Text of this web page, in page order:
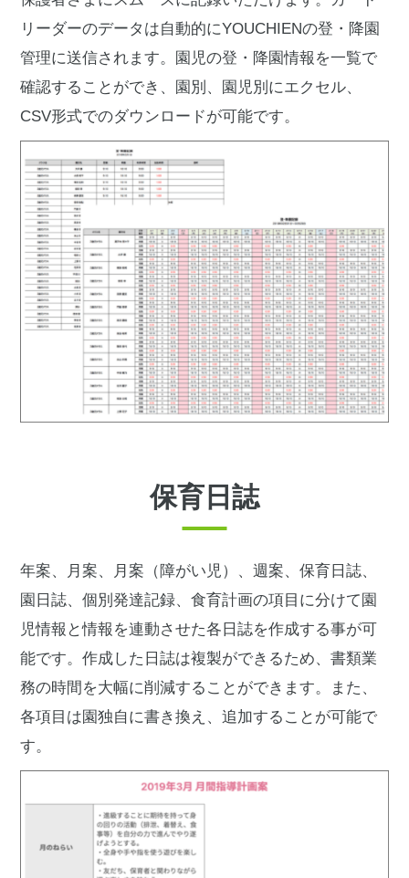
リーダーのデータは自動的にYOUCHIENの登・降園
管理に送信されます。園児の登・降園情報を一覧で
確認することができ、園別、園児別にエクセル、
CSV形式でのダウンロードが可能です。
保育日誌
年案、月案、月案（障がい児）、週案、保育日誌、
園日誌、個別発達記録、食育計画の項目に分けて園
児情報と情報を連動させた各日誌を作成する事が可
能です。作成した日誌は複製ができるため、書類業
務の時間を大幅に削減することができます。また、
各項目は園独自に書き換え、追加することが可能で
す。